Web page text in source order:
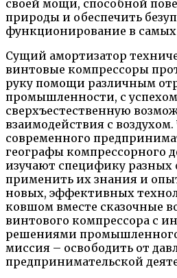
своей мощи, способной
природы и обеспечить
функционирование в
Сущий амортизатор
винтовые компрессоры
руку помощи различным
промышленности, с
сверхъестественную
взаимодействия с
современного
географы компрессорного
изучают специфику разных
применить их знания и
новых, эффективных
ковшом вместе сказочные
винтового компрессора с
решениями
миссия – освободить от
предпринимательской